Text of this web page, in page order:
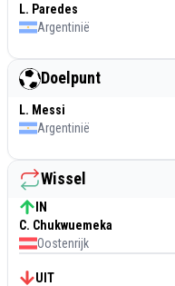
L. Paredes
Argentinië
Doelpunt
L. Messi
Argentinië
Wissel
IN
C. Chukwuemeka
Oostenrijk
UIT